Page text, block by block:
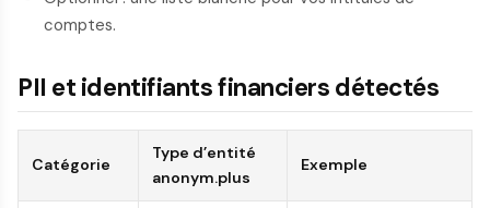
comptes.
PII et identifiants financiers détectés
Catégorie
Type d’entité
anonym.plus
Exemple